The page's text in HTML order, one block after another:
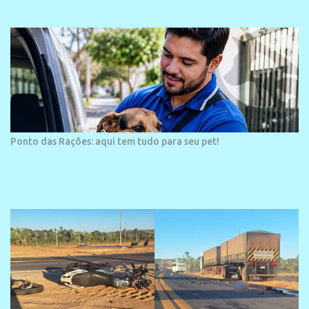
Ponto das Rações: aqui tem tudo para seu pet!